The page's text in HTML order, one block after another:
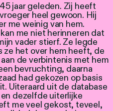
jaar geleden. Zij heeft
heel gewoon. Hij
me weinig van hem.
me niet herinneren dat
vader stierf. Ze legde
ze het over hem heeft, de
de verbintenis met hem
bevruchting, daarna
had gekozen op basis
Uiteraard uit de database
dezelfde uiterlijke
me veel gekost, teveel,